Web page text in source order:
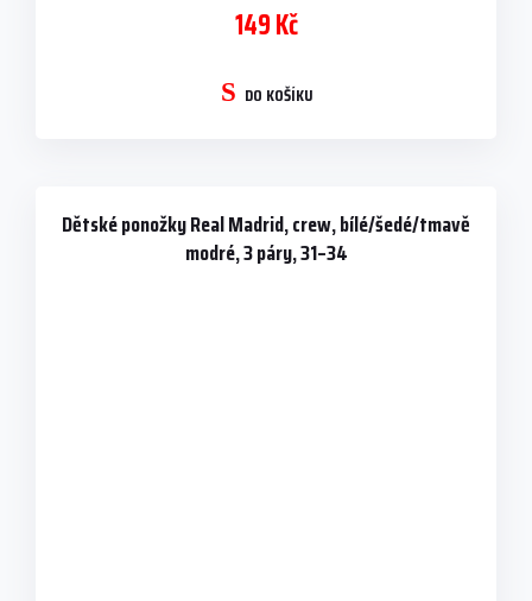
149 Kč
DO KOŠÍKU
Dětské ponožky Real Madrid, crew, bílé/šedé/tmavě
modré, 3 páry, 31–34